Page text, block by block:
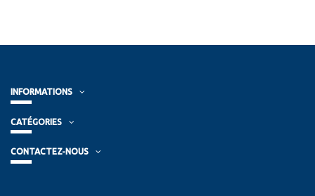
INFORMATIONS
CATÉGORIES
CONTACTEZ-NOUS